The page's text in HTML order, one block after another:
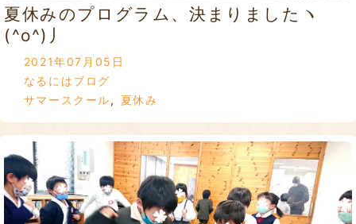
夏休みのプログラム、決まりましたヽ
(^o^)丿
2021年07月05日
なるにはブログ
サマースクール, 夏休み